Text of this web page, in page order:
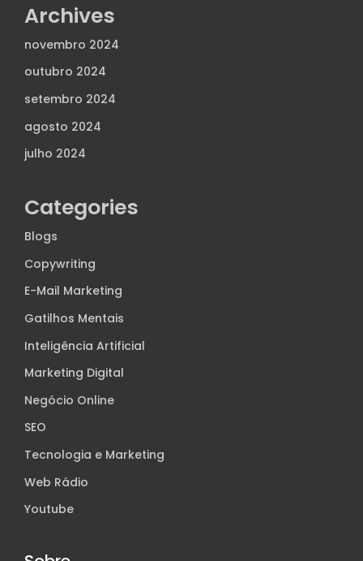
Archives
novembro 2024
outubro 2024
setembro 2024
agosto 2024
julho 2024
Categories
Blogs
Copywriting
E-Mail Marketing
Gatilhos Mentais
Inteligência Artificial
Marketing Digital
Negócio Online
SEO
Tecnologia e Marketing
Web Rádio
Youtube